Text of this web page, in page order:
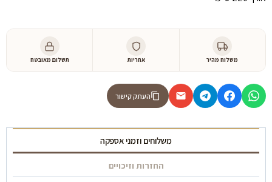
משלוח מהיר אחריות תשלום מאובטח
העתק קישור
משלוחים וזמני אספקה
החזרות וזיכויים